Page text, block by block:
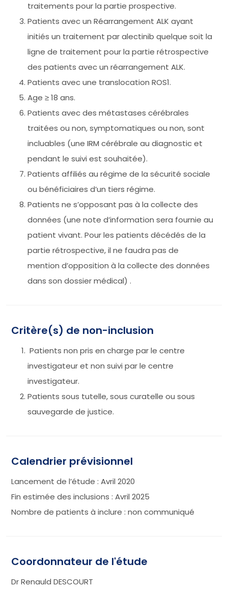
traitements pour la partie prospective.
Patients avec un Réarrangement ALK ayant
initiés un traitement par alectinib quelque soit la
ligne de traitement pour la partie rétrospective
des patients avec un réarrangement ALK.
Patients avec une translocation ROS1.
Age ≥ 18 ans.
Patients avec des métastases cérébrales
traitées ou non, symptomatiques ou non, sont
incluables (une IRM cérébrale au diagnostic et
pendant le suivi est souhaitée).
Patients affiliés au régime de la sécurité sociale
ou bénéficiaires d’un tiers régime.
Patients ne s’opposant pas à la collecte des
données (une note d’information sera fournie au
patient vivant. Pour les patients décédés de la
partie rétrospective, il ne faudra pas de
mention d’opposition à la collecte des données
dans son dossier médical) .
Critère(s) de non-inclusion
Patients non pris en charge par le centre
investigateur et non suivi par le centre
investigateur.
Patients sous tutelle, sous curatelle ou sous
sauvegarde de justice.
Calendrier prévisionnel
Lancement de l’étude : Avril 2020
Fin estimée des inclusions : Avril 2025
Nombre de patients à inclure : non communiqué
Coordonnateur de l'étude
Dr Renauld DESCOURT